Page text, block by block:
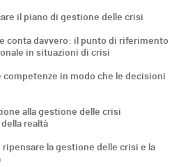
il piano di gestione delle crisi
conta davvero: il punto di riferimento
in situazioni di crisi
in modo che le decisioni
alla gestione delle crisi
realtà
la gestione delle crisi e la